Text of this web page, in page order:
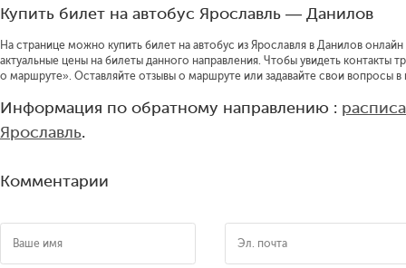
Купить билет на автобус Ярославль — Данилов
На странице можно купить билет на автобус из Ярославля в Данилов
актуальные цены на билеты данного направления. Чтобы увидеть контакты
о маршруте». Оставляйте отзывы о маршруте или задавайте свои вопросы
Информация по обратному направлению :
Ярославль.
Комментарии